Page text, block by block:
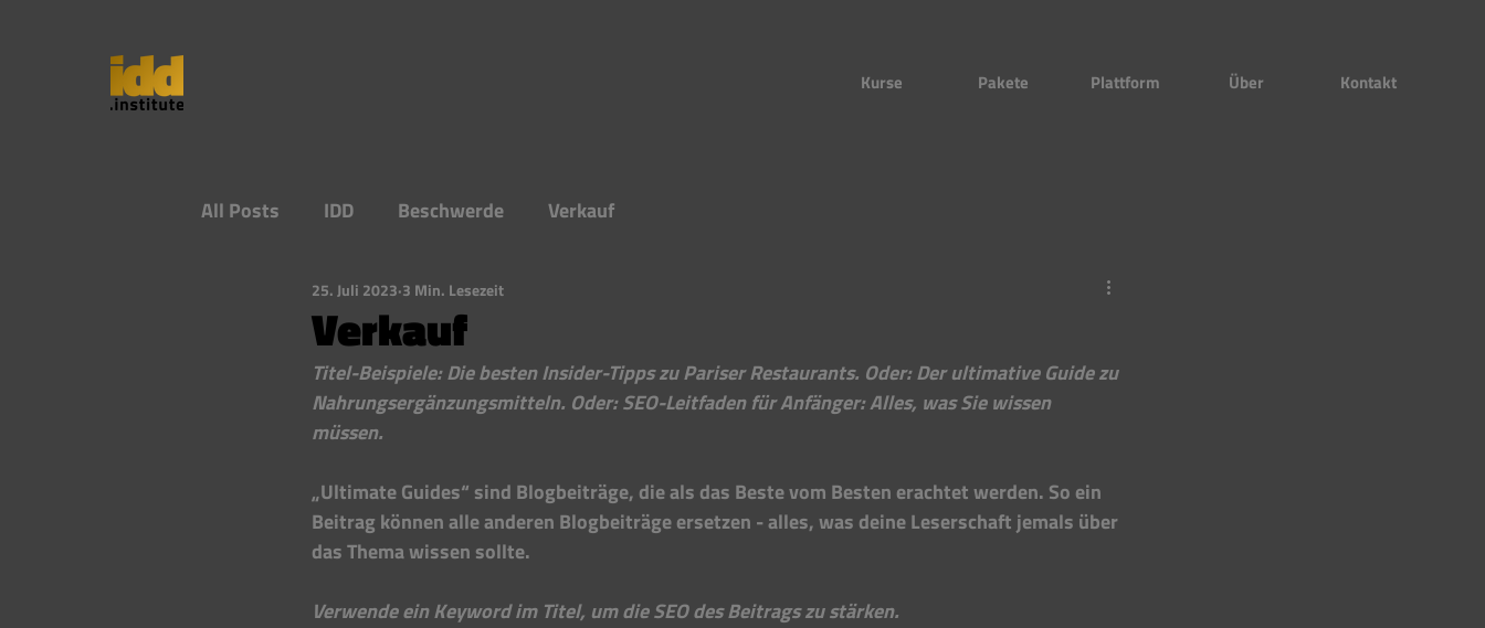
Kurse Pakete Plattform Über Kontakt
All Posts IDD Beschwerde Verkauf
Verkauf
25. Juli 2023 3 Min. Lesezeit
Titel-Beispiele: Die besten Insider-Tipps zu Pariser Restaurants. Oder: Der ultimative Guide zu
Nahrungsergänzungsmitteln. Oder: SEO-Leitfaden für Anfänger: Alles, was Sie wissen
müssen.
„Ultimate Guides“ sind Blogbeiträge, die als das Beste vom Besten erachtet werden. So ein
Beitrag können alle anderen Blogbeiträge ersetzen - alles, was deine Leserschaft jemals über
das Thema wissen sollte.
Verwende ein Keyword im Titel, um die SEO des Beitrags zu stärken.